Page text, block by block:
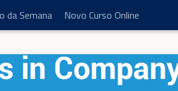
da Semana Novo Curso Online